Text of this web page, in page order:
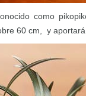
como
60 cm, y